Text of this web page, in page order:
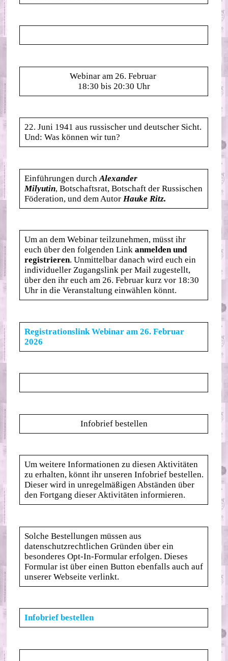
Webinar am 26. Februar
18:30 bis 20:30 Uhr
22. Juni 1941 aus russischer und deutscher Sicht.
Und: Was können wir tun?
Einführungen durch Alexander
Milyutin, Botschaftsrat, Botschaft der Russischen
Föderation, und dem Autor Hauke Ritz.
Um an dem Webinar teilzunehmen, müsst ihr
euch über den folgenden Link anmelden und
registrieren. Unmittelbar danach wird euch ein
individueller Zugangslink per Mail zugestellt,
über den ihr euch am 26. Februar kurz vor 18:30
Uhr in die Veranstaltung einwählen könnt.
Registrationslink Webinar am 26. Februar
2026
Infobrief bestellen
Um weitere Informationen zu diesen Aktivitäten
zu erhalten, könnt ihr unseren Infobrief bestellen.
Dieser wird in unregelmäßigen Abständen über
den Fortgang dieser Aktivitäten informieren.
Solche Bestellungen müssen aus
datenschutzrechtlichen Gründen über ein
besonderes Opt-In-Formular erfolgen. Dieses
Formular ist über einen Button ebenfalls auch auf
unserer Webseite verlinkt.
Infobrief bestellen